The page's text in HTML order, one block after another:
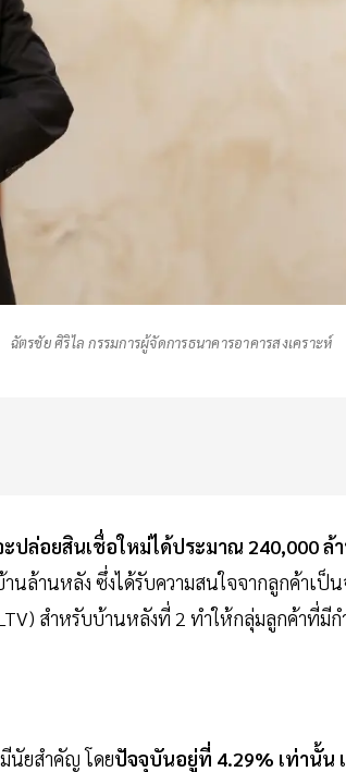
ฉัตรชัย ศิริไล กรรมการผู้จัดการธนาคารอาคารสงเคราะห์
ปล่อยสินเชื่อใหม่ได้ประมาณ 240,000 ล้
านล้านหลัง ซึ่งได้รับความสนใจจากลูกค้าเ
สำหรับบ้านหลังที่ 2 ทำให้กลุ่มลูกค้าที่มี
นัยสำคัญ โดยปัจจุบันอยู่ที่ 4.29% เท่านั้น